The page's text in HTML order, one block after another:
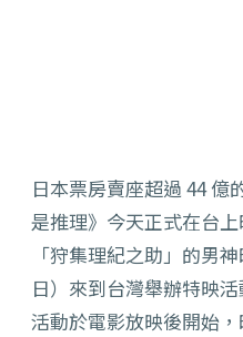
日本票房賣座超過 44 億
是推理》今天正式在台
「狩集理紀之助」的男
日）來到台灣舉辦特映
活動於電影放映後開始